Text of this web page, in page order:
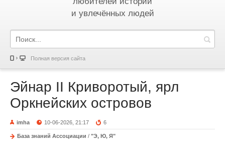
и увлечённых людей
Полная версия сайта
Эйнар II Криворотый, ярл
Оркнейских островов
imha 10-06-2026, 21:17 6
База знаний Ассоциации / "Э, Ю, Я"